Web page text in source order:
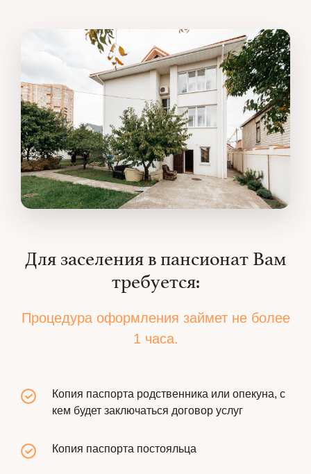
Для заселения в пансионат Вам
требуется:
Процедура оформления займет не более
1 часа.
Копия паспорта родственника или опекуна, с
кем будет заключаться договор услуг
Копия паспорта постояльца